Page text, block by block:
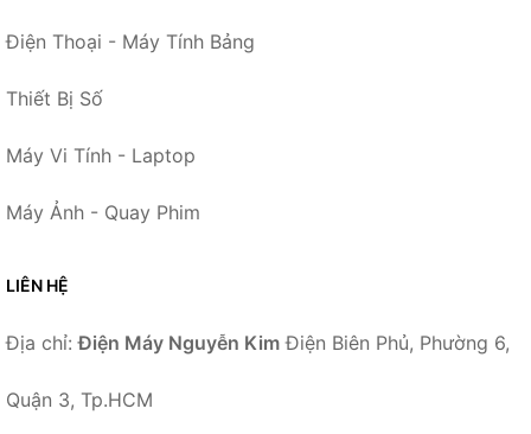
Điện Thoại - Máy Tính Bảng
Thiết Bị Số
Máy Vi Tính - Laptop
Máy Ảnh - Quay Phim
LIÊN HỆ
Địa chỉ:Điện Máy Nguyễn Kim Điện Biên Phủ, Phường 6,
Quận 3, Tp.HCM